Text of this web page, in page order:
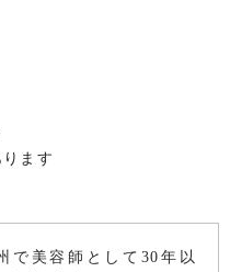
ます
で美容師として30年以